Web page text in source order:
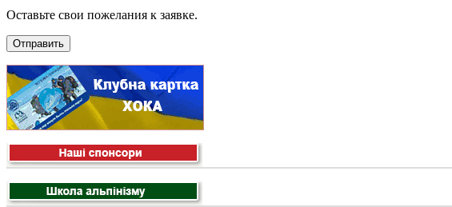
Оставьте свои пожелания к заявке.